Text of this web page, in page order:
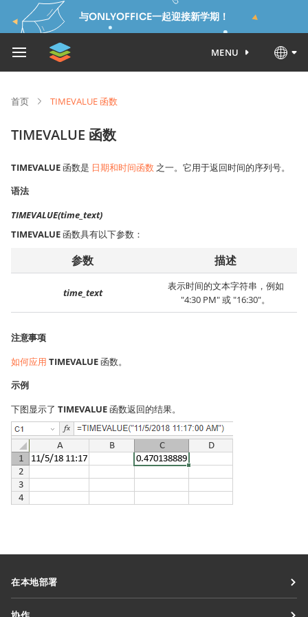
与ONLYOFFICE一起迎接新学期！
MENU
首页 TIMEVALUE 函数
TIMEVALUE 函数
TIMEVALUE函数是 日期和时间函数 之一。它用于返回时间的序列号。
语法
TIMEVALUE(time_text)
TIMEVALUE函数具有以下参数：
参数 描述
time_text
表示时间的文本字符串，例如
"4:30 PM" 或 "16:30"。
注意事项
如何应用 TIMEVALUE函数。
示例
下图显示了 TIMEVALUE函数返回的结果。
在本地部署